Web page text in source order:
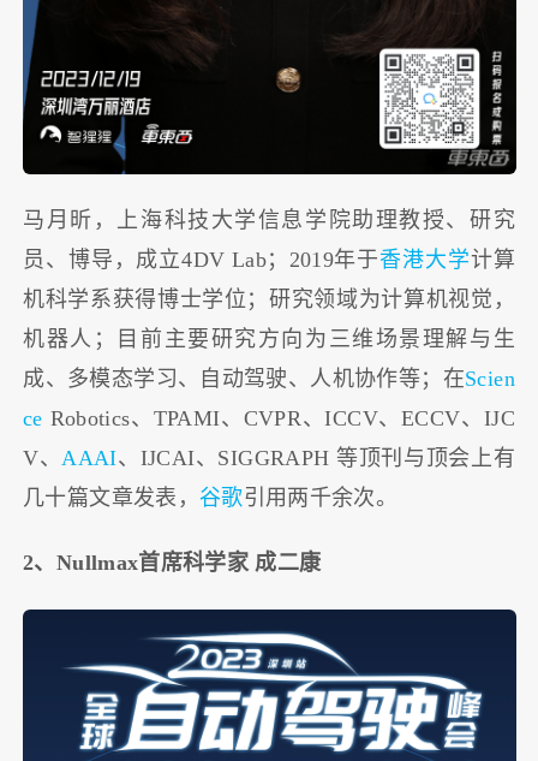
马月昕，上海科技大学信息学院助理教授、研究
员、博导，成立4DV Lab；2019年于香港大学计算
机科学系获得博士学位；研究领域为计算机视觉，
机器人；目前主要研究方向为三维场景理解与生
成、多模态学习、自动驾驶、人机协作等；在Scien
ce Robotics、TPAMI、CVPR、ICCV、ECCV、IJC
V、 AAAI、IJCAI、SIGGRAPH 等顶刊与顶会上有
几十篇文章发表， 谷歌引用两千余次。
2、Nullmax首席科学家 成二康